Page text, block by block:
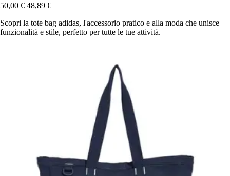
50,00 € 48,89 €
Scopri la tote bag adidas, l'accessorio pratico e alla moda che unisce
funzionalità e stile, perfetto per tutte le tue attività.